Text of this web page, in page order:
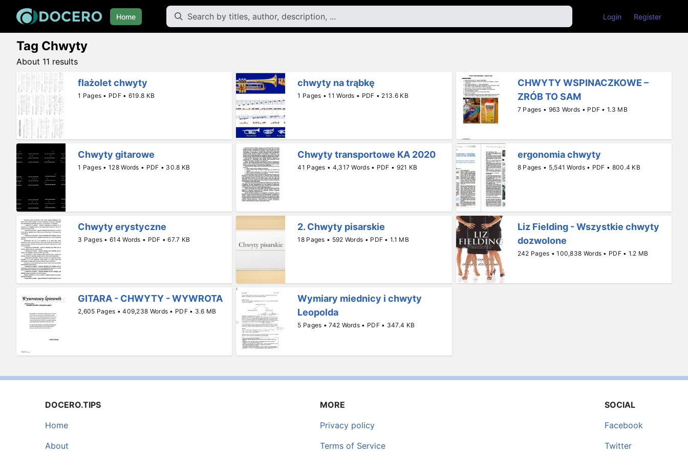
Home Login Register
Tag Chwyty
About 11 results
flażolet chwyty
1 Pages • PDF • 619.8 KB
chwyty na trąbkę
1 Pages • 11 Words • PDF • 213.6 KB
CHWYTY WSPINACZKOWE –
ZRÓB TO SAM
7 Pages • 963 Words • PDF • 1.3 MB
Chwyty gitarowe
1 Pages • 128 Words • PDF • 30.8 KB
Chwyty transportowe KA 2020
41 Pages • 4,317 Words • PDF • 921 KB
ergonomia chwyty
8 Pages • 5,541 Words • PDF • 800.4 KB
Chwyty erystyczne
3 Pages • 614 Words • PDF • 67.7 KB
2. Chwyty pisarskie
18 Pages • 592 Words • PDF • 1.1 MB
Liz Fielding - Wszystkie chwyty
dozwolone
242 Pages • 100,838 Words • PDF • 1.2 MB
GITARA - CHWYTY - WYWROTA
2,605 Pages • 409,238 Words • PDF • 3.6 MB
Wymiary miednicy i chwyty
Leopolda
5 Pages • 742 Words • PDF • 347.4 KB
DOCERO.TIPS
Home
About
MORE
Privacy policy
Terms of Service
SOCIAL
Facebook
Twitter